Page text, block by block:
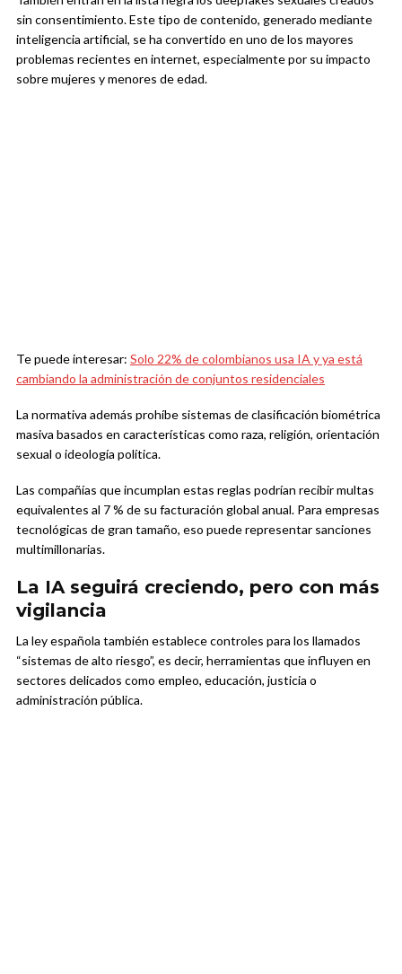
sin consentimiento. Este tipo de contenido, generado mediante
inteligencia artificial, se ha convertido en uno de los mayores
problemas recientes en internet, especialmente por su impacto
sobre mujeres y menores de edad.
Te puede interesar: Solo 22% de colombianos usa IA y ya está
cambiando la administración de conjuntos residenciales
La normativa además prohíbe sistemas de clasificación biométrica
masiva basados en características como raza, religión, orientación
sexual o ideología política.
Las compañías que incumplan estas reglas podrían recibir multas
equivalentes al 7 % de su facturación global anual. Para empresas
tecnológicas de gran tamaño, eso puede representar sanciones
multimillonarias.
La IA seguirá creciendo, pero con más
vigilancia
La ley española también establece controles para los llamados
“sistemas de alto riesgo”, es decir, herramientas que influyen en
sectores delicados como empleo, educación, justicia o
administración pública.